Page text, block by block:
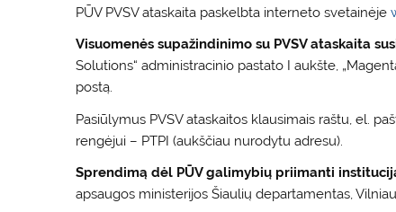
PŪV PVSV ataskaita paskelbta interneto svetainėje
Visuomenės supažindinimo su PVSV ataskaita
Solutions“ administracinio pastato I aukšte,
postą.
Pasiūlymus PVSV ataskaitos klausimais raštu, el.
rengėjui – PTPI (aukščiau nurodytu adresu).
Sprendimą dėl PŪV galimybių priimanti
apsaugos ministerijos Šiaulių departamentas,